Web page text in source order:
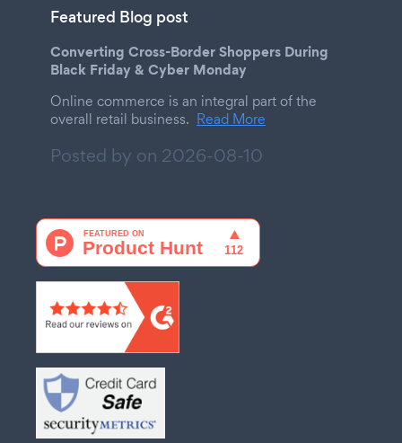
Featured Blog post
Converting Cross-Border Shoppers During
Black Friday & Cyber Monday
Online commerce is an integral part of the
overall retail business. Read More
Posted by on 2026-08-10